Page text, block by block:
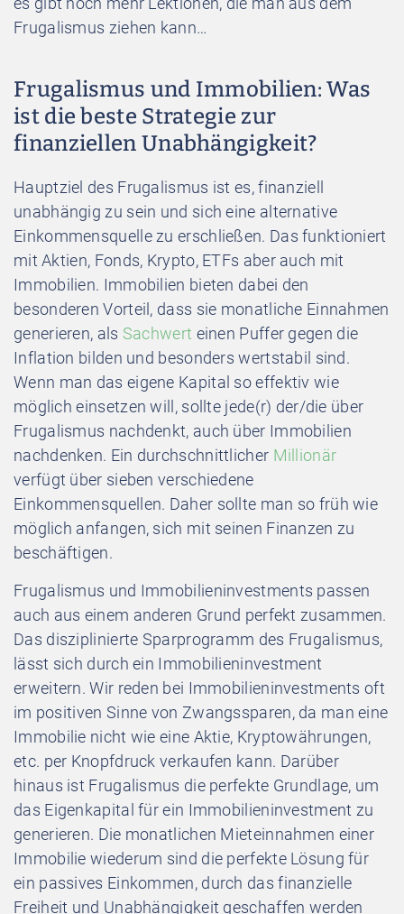
Frugalismus ziehen kann…
Frugalismus und Immobilien: Was
ist die beste Strategie zur
finanziellen Unabhängigkeit?
Hauptziel des Frugalismus ist es, finanziell
unabhängig zu sein und sich eine alternative
Einkommensquelle zu erschließen. Das funktioniert
mit Aktien, Fonds, Krypto, ETFs aber auch mit
Immobilien. Immobilien bieten dabei den
besonderen Vorteil, dass sie monatliche Einnahmen
generieren, als Sachwert einen Puffer gegen die
Inflation bilden und besonders wertstabil sind.
Wenn man das eigene Kapital so effektiv wie
möglich einsetzen will, sollte jede(r) der/die über
Frugalismus nachdenkt, auch über Immobilien
nachdenken. Ein durchschnittlicher Millionär
verfügt über sieben verschiedene
Einkommensquellen. Daher sollte man so früh wie
möglich anfangen, sich mit seinen Finanzen zu
beschäftigen.
Frugalismus und Immobilieninvestments passen
auch aus einem anderen Grund perfekt zusammen.
Das disziplinierte Sparprogramm des Frugalismus,
lässt sich durch ein Immobilieninvestment
erweitern. Wir reden bei Immobilieninvestments oft
im positiven Sinne von Zwangssparen, da man eine
Immobilie nicht wie eine Aktie, Kryptowährungen,
etc. per Knopfdruck verkaufen kann. Darüber
hinaus ist Frugalismus die perfekte Grundlage, um
das Eigenkapital für ein Immobilieninvestment zu
generieren. Die monatlichen Mieteinnahmen einer
Immobilie wiederum sind die perfekte Lösung für
ein passives Einkommen, durch das finanzielle
Freiheit und Unabhängigkeit geschaffen werden